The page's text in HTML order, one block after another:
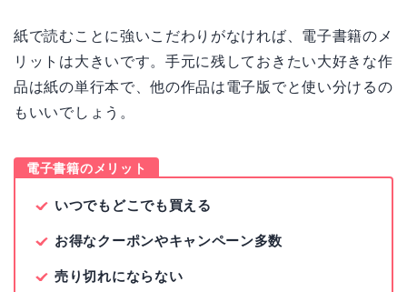
紙で読むことに強いこだわりがなければ、電子書籍のメ
リットは大きいです。手元に残しておきたい大好きな作
品は紙の単行本で、他の作品は電子版でと使い分けるの
もいいでしょう。
電子書籍のメリット
いつでもどこでも買える
お得なクーポンやキャンペーン多数
売り切れにならない